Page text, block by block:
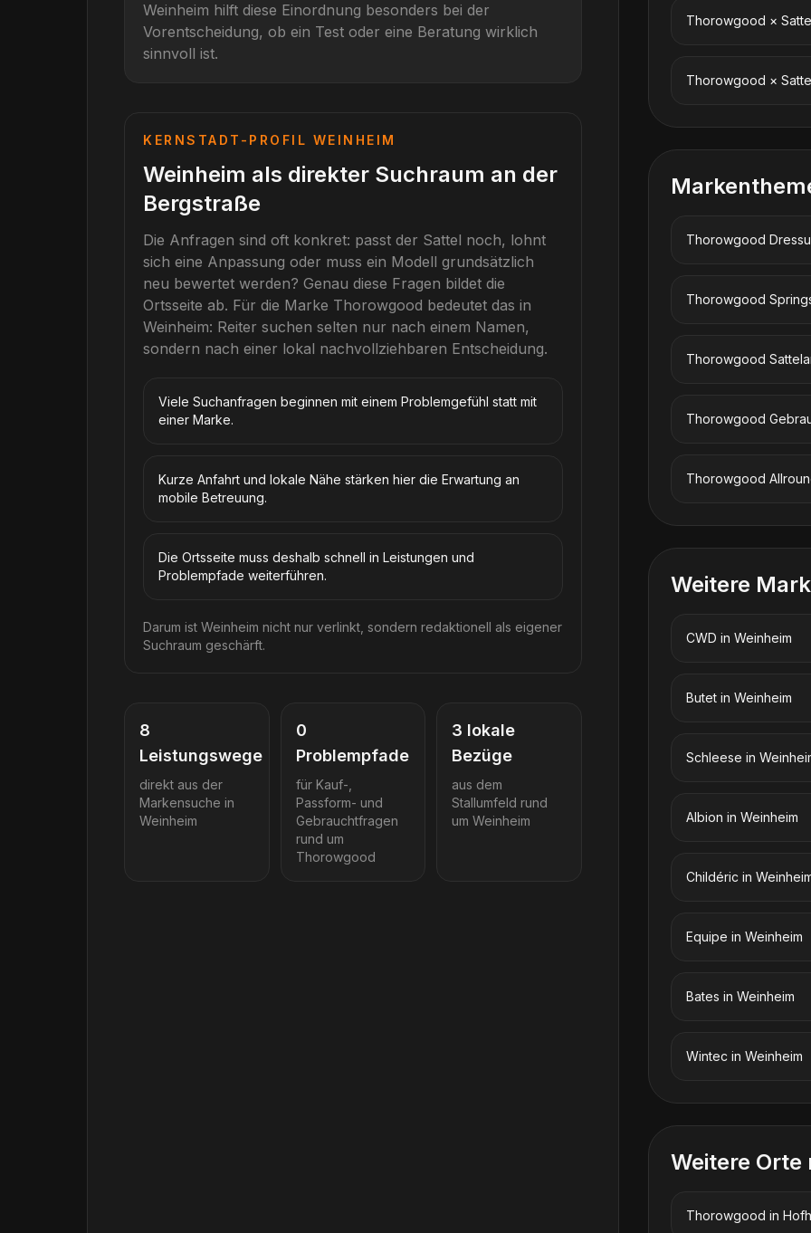
Weinheim hilft diese Einordnung besonders bei der
Vorentscheidung, ob ein Test oder eine Beratung wirklich
sinnvoll ist.
KERNSTADT-PROFIL WEINHEIM
Weinheim als direkter Suchraum an der
Bergstraße
Die Anfragen sind oft konkret: passt der Sattel noch, lohnt
sich eine Anpassung oder muss ein Modell grundsätzlich
neu bewertet werden? Genau diese Fragen bildet die
Ortsseite ab. Für die Marke Thorowgood bedeutet das in
Weinheim: Reiter suchen selten nur nach einem Namen,
sondern nach einer lokal nachvollziehbaren Entscheidung.
Viele Suchanfragen beginnen mit einem Problemgefühl statt mit
einer Marke.
Kurze Anfahrt und lokale Nähe stärken hier die Erwartung an
mobile Betreuung.
Die Ortsseite muss deshalb schnell in Leistungen und
Problempfade weiterführen.
Darum ist Weinheim nicht nur verlinkt, sondern redaktionell als eigener
Suchraum geschärft.
8
Leistungswege
direkt aus der
Markensuche in
Weinheim
0
Problempfade
für Kauf-,
Passform- und
Gebrauchtfragen
rund um
Thorowgood
3 lokale
Bezüge
aus dem
Stallumfeld rund
umWeinheim
Thorowgood ×
Thorowgood ×
Thorowgood
Thorowgood
Thorowgood
Thorowgood
Thorowgood
Weitere
CWD in Weinheim
Butet in Weinheim
Schleese in
Albion in Weinheim
Childéric in
Equipe in Weinheim
Bates in Weinheim
Wintec in Weinheim
Weitere
Thorowgood in